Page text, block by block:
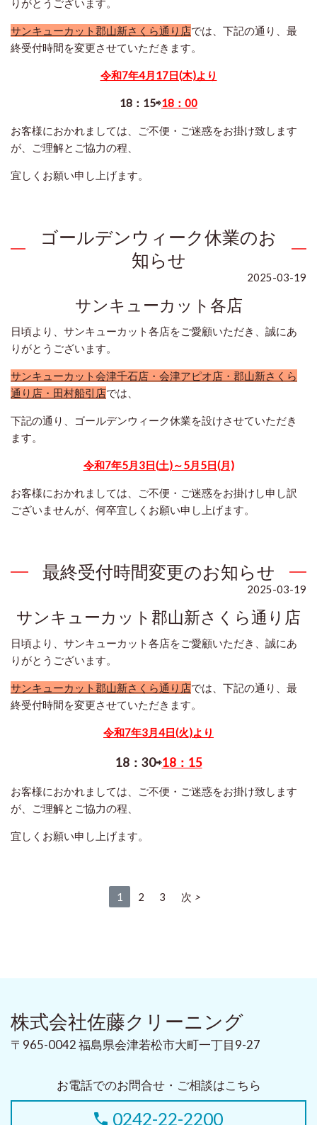
りがとうございます。
サンキューカット郡山新さくら通り店では、下記の通り、最
終受付時間を変更させていただきます。
令和7年4月17日(木)より
18：15⇨18：00
お客様におかれましては、ご不便・ご迷惑をお掛け致します
が、ご理解とご協力の程、
宜しくお願い申し上げます。
ゴールデンウィーク休業のお
知らせ
2025-03-19
サンキューカット各店
日頃より、サンキューカット各店をご愛顧いただき、誠にあ
りがとうございます。
サンキューカット会津千石店・会津アピオ店・郡山新さくら
通り店・田村船引店では、
下記の通り、ゴールデンウィーク休業を設けさせていただき
ます。
令和7年5月3日(土)～5月5日(月)
お客様におかれましては、ご不便・ご迷惑をお掛けし申し訳
ございませんが、何卒宜しくお願い申し上げます。
最終受付時間変更のお知らせ
2025-03-19
サンキューカット郡山新さくら通り店
日頃より、サンキューカット各店をご愛顧いただき、誠にあ
りがとうございます。
サンキューカット郡山新さくら通り店では、下記の通り、最
終受付時間を変更させていただきます。
令和7年3月4日(火)より
18：30⇨18：15
お客様におかれましては、ご不便・ご迷惑をお掛け致します
が、ご理解とご協力の程、
宜しくお願い申し上げます。
1 2 3 次
株式会社佐藤クリーニング
〒965-0042 福島県会津若松市大町一丁目9-27
お電話でのお問合せ・ご相談はこちら
0242-22-2200